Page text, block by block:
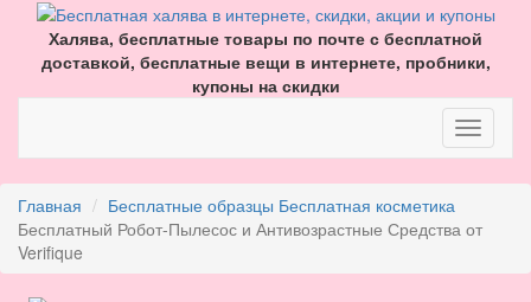
Халява, бесплатные товары по почте с бесплатной
доставкой, бесплатные вещи в интернете, пробники,
купоны на скидки
Главная Бесплатные образцы Бесплатная косметика
Бесплатный Робот-Пылесос и Антивозрастные Средства от
Verifique